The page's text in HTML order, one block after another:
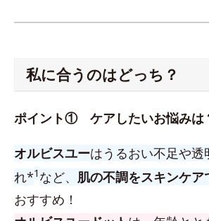
私に合うのはどっち？
ポイント① ケアしたいお悩みは
オルビスユーはうるおい不足や
れ*1 など、 肌の不調をスキンケア
おすすめ！